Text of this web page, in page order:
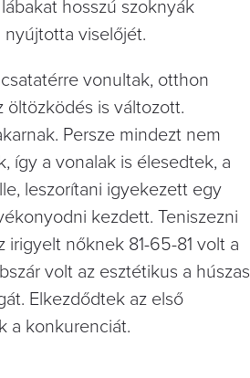
hosszú szoknyák
viselőjét.
vonultak, otthon
öltözködés is változott.
Persze mindezt nem
így a vonalak is élesedtek, a
leszorítani igyekezett egy
kezdett. Teniszezni
nőknek 81-65-81 volt a
volt az esztétikus a húszas
Elkezdődtek az első
a konkurenciát.